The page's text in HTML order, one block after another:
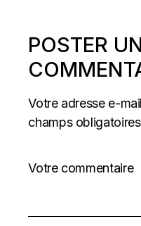
POSTER
Votre adresse e-
champs